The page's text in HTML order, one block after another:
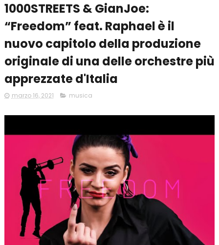
1000STREETS & GianJoe:
“Freedom” feat. Raphael è il
nuovo capitolo della produzione
originale di una delle orchestre più
apprezzate d'Italia
marzo 16, 2021 musica